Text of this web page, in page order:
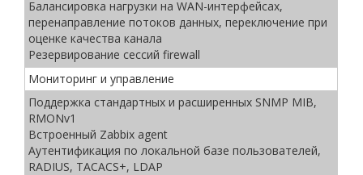
Балансировка нагрузки на WAN-интерфейсах,
перенаправление потоков данных, переключение при
оценке качества канала
Резервирование сессий firewall
Мониторинг и управление
Поддержка стандартных и расширенных SNMP MIB,
RMONv1
Встроенный Zabbix agent
Аутентификация по локальной базе пользователей,
RADIUS, TACACS+, LDAP